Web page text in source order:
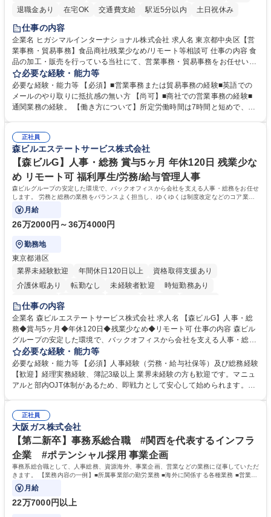
退職金あり
在宅OK 交通費支給 駅近5分以内 土日祝休み
仕事の内容
企業名 ヒガシマルインターナショナル株式会社 求人名 東京都中央区【営
業事務・貿易事務】食品商社/残業少なめ/リモート等相談可 仕事の内容 食
品の加工・販売を行っている当社にて、営業事務・貿易事務をお任せいた
します。営業社員のサポートポジションとして、受発注から海外工場との
調整まで幅広く対応し、当社事業の根幹を支えていただきます。 ■受発注
業務、請求書発行 ■海外工場とのスケジュール調整 ■在庫管理 ■輸入書類
の確認・作成 ■配送手配 ■通関業者を通して行う輸出入業全般 ■倉庫との
ルプロデュースしているため、商品に関わる全ての業務をサポート頂きま
す。 募集職種 東京都中央区【営業事務・貿易事務】食品商社/残業少なめ/
リモート等相談可
必要な経験・能力等
必要な経験・能力等 【必須】■営業事務または貿易事務の経験■英語での
メールのやり取りに抵抗感の無い方 【尚可】■商社での営業事務の経験■
通関業務の経験。 【働き方について】所定労働時間は7時間と短めで、残
の強み】1991年の設立以来、外食産業を中心としたお客様の多様なニー
ズに沿った冷凍水産物等の生産・輸入・販売を一貫して手掛けています。
自社工場と海外拠点の強固な連携によるワンストップサービスが最大の強
みです。 学歴・資格 学歴：大学院 大学 語学力：英語 資格：
正社員
森ビルエステートサービス株式会社
【森ビルG】人事・総務 賞与5ヶ月 年休120日 残業少な
め リモート可 福利厚生/労務/給与管理人事
森ビルグループの安定した環境で、バックオフィスから会社を支える人事・総務をお任せ
します。 労務と総務の業務をバランスよく担当し、ゆくゆくは制度改定などのコア業務
にも挑戦できる、やりがいある環境です。
月給
26万2000円～36万4000円
勤務地
東京都港区
業界未経験歓迎
年間休日120日以上
資格取得支援あり
介護休暇あり
転勤なし 未経験者歓迎
時短勤務あり
経験者歓迎
完全週休2日制
交通費支給 長期歓迎 駅近5分以内 土日祝休み
仕事の内容
企業名 森ビルエステートサービス株式会社 求人名 【森ビルG】人事・総
務◆賞与5ヶ月◆年休120日◆残業少なめ◆リモート可 仕事の内容 森ビル
グループの安定した環境で、バックオフィスから会社を支える人事・総務
をお任せします。 労務と総務の業務をバランスよく担当し、ゆくゆくは制
度改定などのコア業務にも挑戦できる、やりがいある環境です。 ■勤怠管
理、給与計算、社会保険手続き、年末調整等の労務管理全般 ■入退社手続
き、社内規定の改定や人事制度改定などのコア業務 ■社内イベントの企画
でも質問・相談できる環境が整っているため、安心して成長できます。 募
集職種 【森ビルG】人事・総務◆賞与5ヶ月◆年休120日◆残業少なめ◆
リモート可
必要な経験・能力等
必要な経験・能力等 【必須】人事経験（労務・給与社保等）及び総務経験
【歓迎】経理実務経験、簿記3級以上 業界未経験の方も歓迎です。マニュ
アルと部内OJT体制があるため、即戦力として安心して始められます。
務に挑戦できるため、自身の成長と組織への貢献度をダイレクトに実感で
きます。 残業少なめ、週1日リモート可など、ワークライフバランスを保
ち長期活躍できる環境です。 「これまでの幅広い経験を活かし、長期的な
キャリアを築きたい」という前向きな意欲と挑戦を全力で応援します。 学
歴・資格 学歴：大学院 大学 高専 短大 専修学校 高校 語学力： 資格：日商
簿記検定1級 日商簿記検定2級 日商簿記検定3級
正社員
大阪ガス株式会社
【第二新卒】事務系総合職 #関西を代表するインフラ
企業 #ポテンシャル採用 事業企画
事務系総合職として、人事総務、資源海外、事業企画、営業などの業務に従事していただ
きます。 【業務内容の一例】■所属事業部の勤労業務 ■海外に関係する各種業務 ■営業部
門の企画スタッフ、ルート営業
月給
22万7000円以上